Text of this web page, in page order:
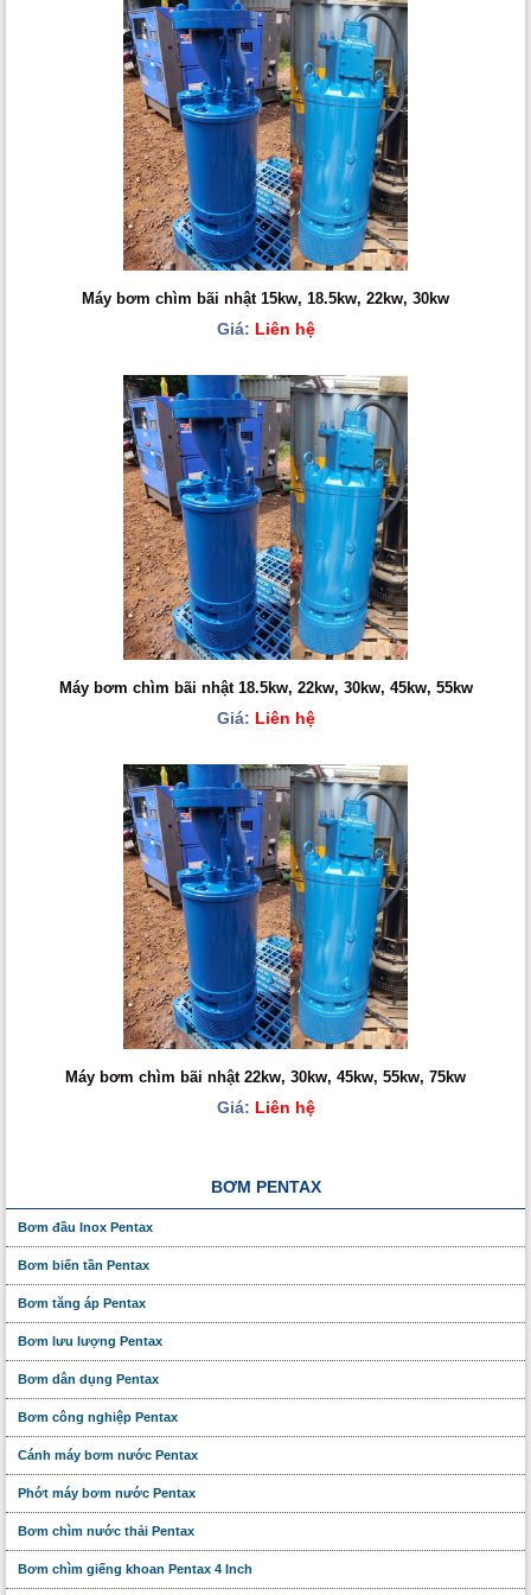
Máy bơm chìm bãi nhật 15kw, 18.5kw, 22kw, 30kw
Giá: Liên hệ
Máy bơm chìm bãi nhật 18.5kw, 22kw, 30kw, 45kw, 55kw
Giá: Liên hệ
Máy bơm chìm bãi nhật 22kw, 30kw, 45kw, 55kw, 75kw
Giá: Liên hệ
BƠM PENTAX
Bơm đầu Inox Pentax
Bơm biến tần Pentax
Bơm tăng áp Pentax
Bơm lưu lượng Pentax
Bơm dân dụng Pentax
Bơm công nghiệp Pentax
Cánh máy bơm nước Pentax
Phớt máy bơm nước Pentax
Bơm chìm nước thải Pentax
Bơm chìm giếng khoan Pentax 4 Inch